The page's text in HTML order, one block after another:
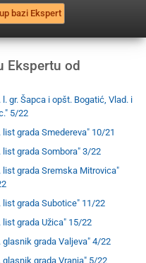
bazi Ekspert
Ekspertu od
l. gr. Šapca i opšt. Bogatić, Vlad. i
5/22
list grada Smedereva" 10/21
list grada Sombora" 3/22
list grada Sremska Mitrovica"
list grada Subotice" 11/22
list grada Užica" 15/22
glasnik grada Valjeva" 4/22
glasnik grada Vranja" 5/22